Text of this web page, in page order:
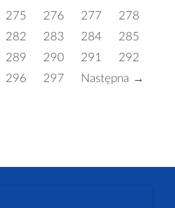
275 276 277
278
282 283 284
285
289 290 291
292
296 297 Następna →